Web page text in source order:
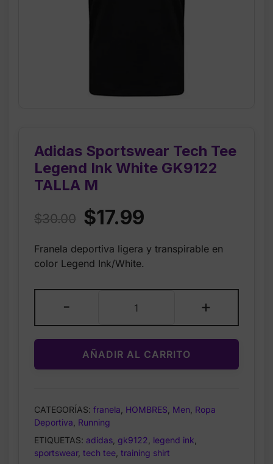
Adidas Sportswear Tech Tee
Legend Ink White GK9122
TALLA M
$30.00 Original
was:
$17.99
is:
Franela deportiva ligera y transpirable en
color Legend Ink/White.
-
Sportswear
Tech
Tee
Legend
Ink
TALLA
cantidad
+
AÑADIR AL CARRITO
CATEGORÍAS: franela HOMBRES Men Ropa
Deportiva Running
ETIQUETAS: adidas gk9122 legend ink
sportswear, tech tee training shirt